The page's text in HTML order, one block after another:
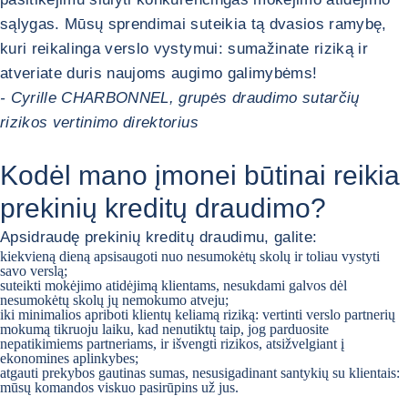
sąlygas. Mūsų sprendimai suteikia tą dvasios ramybę,
kuri reikalinga verslo vystymui: sumažinate riziką ir
atveriate duris naujoms augimo galimybėms!
- Cyrille CHARBONNEL, grupės draudimo sutarčių
rizikos vertinimo direktorius
Kodėl mano įmonei būtinai reikia
prekinių kreditų draudimo?
Apsidraudę prekinių kreditų draudimu, galite:
kiekvieną dieną apsisaugoti nuo nesumokėtų skolų ir toliau vystyti
savo verslą;
suteikti mokėjimo atidėjimą klientams, nesukdami galvos dėl
nesumokėtų skolų jų nemokumo atveju;
iki minimalios apriboti klientų keliamą riziką: vertinti verslo partnerių
mokumą tikruoju laiku, kad nenutiktų taip, jog parduosite
nepatikimiems partneriams, ir išvengti rizikos, atsižvelgiant į
ekonomines aplinkybes;
atgauti prekybos gautinas sumas, nesusigadinant santykių su klientais:
mūsų komandos viskuo pasirūpins už jus.